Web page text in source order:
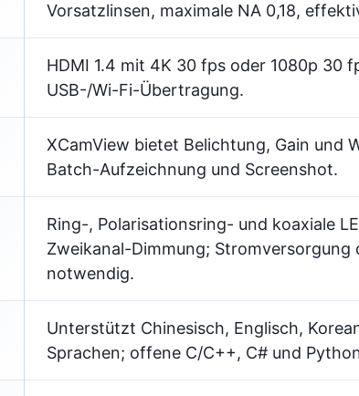
Vorsatzlinsen, maximale NA 0,18,
HDMI 1.4 mit 4K 30 fps oder 1080p 30
USB-/Wi-Fi-Übertragung.
XCamView bietet Belichtung, Gain und
Batch-Aufzeichnung und Screenshot.
Ring-, Polarisationsring- und koaxiale
Zweikanal-Dimmung;
notwendig.
Unterstützt Chinesisch, Englisch,
Sprachen; offene C/C++, C# und